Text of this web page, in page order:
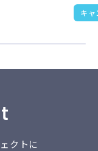
キャ
クトに